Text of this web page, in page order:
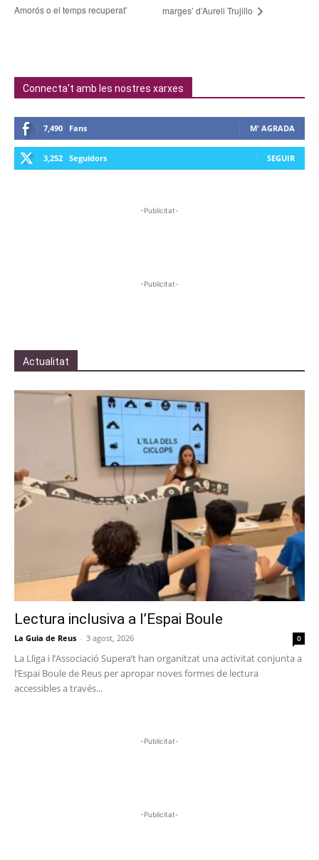
Amorós o el temps recuperat’ marges’ d’Aureli Trujillo
Connecta't amb les nostres xarxes
7,490 Fans M' AGRADA
3,252 Seguidors SEGUIR
-Publicitat-
-Publicitat-
Actualitat
Lectura inclusiva a l’Espai Boule
La Guia de Reus - 3 agost, 2026 0
La Lliga i l’Associació Supera’t han organitzat una activitat conjunta a
l’Espai Boule de Reus per apropar noves formes de lectura
accessibles a través...
-Publicitat-
-Publicitat-